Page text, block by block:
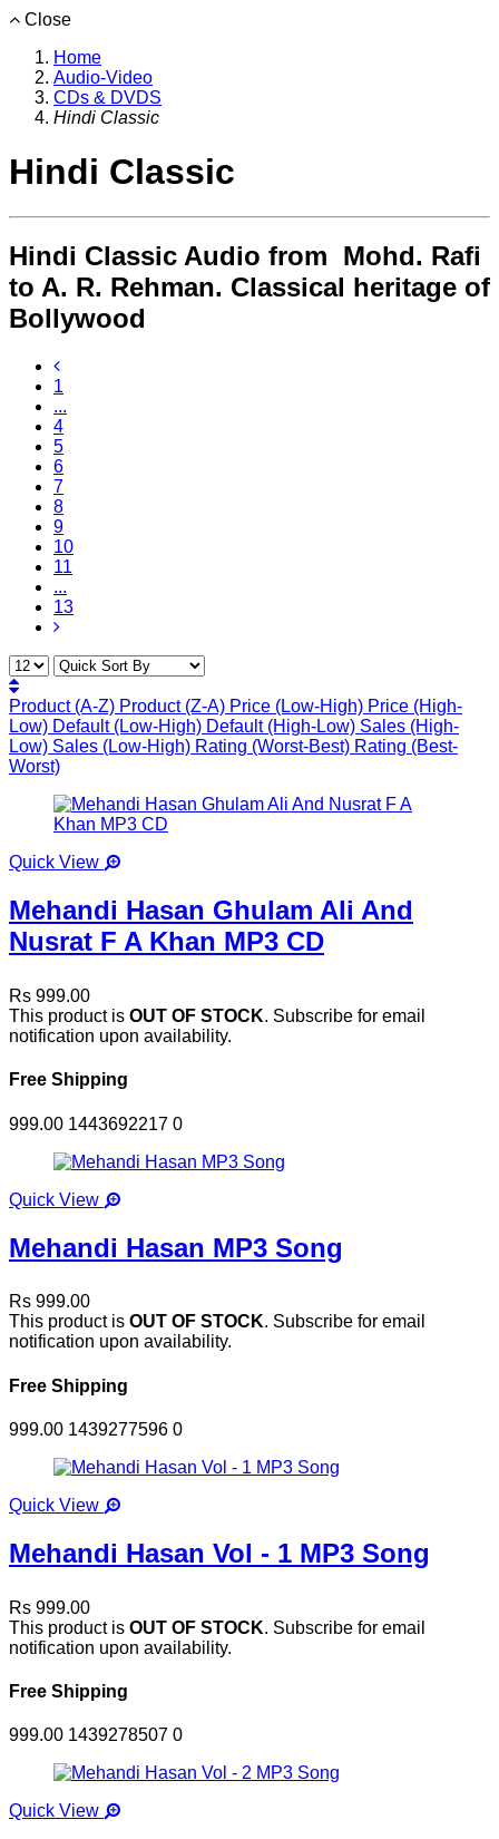
Close
Home
Audio-Video
CDs & DVDS
Hindi Classic
Hindi Classic
Hindi Classic Audio from Mohd. Rafi
to A. R. Rehman. Classical heritage of
Bollywood
1
...
4
5
6
7
8
9
10
11
...
13
Product (A-Z) Product (Z-A) Price (Low-High) Price (High-
Low) Default (Low-High) Default (High-Low) Sales (High-
Low) Sales (Low-High) Rating (Worst-Best) Rating (Best-
Worst)
Quick View
Mehandi Hasan Ghulam Ali And
Nusrat F A Khan MP3 CD
Rs 999.00
This product is OUT OF STOCK. Subscribe for email
notification upon availability.
Free Shipping
999.00 1443692217 0
Quick View
Mehandi Hasan MP3 Song
Rs 999.00
This product is OUT OF STOCK. Subscribe for email
notification upon availability.
Free Shipping
999.00 1439277596 0
Quick View
Mehandi Hasan Vol - 1 MP3 Song
Rs 999.00
This product is OUT OF STOCK. Subscribe for email
notification upon availability.
Free Shipping
999.00 1439278507 0
Quick View